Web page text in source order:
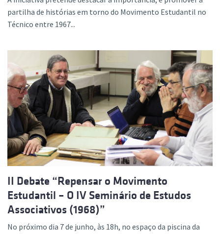
partilha de histórias em torno do Movimento Estudantil no
Técnico entre 1967...
II Debate “Repensar o Movimento
Estudantil – O IV Seminário de Estudos
Associativos (1968)”
No próximo dia 7 de junho, às 18h, no espaço da piscina da